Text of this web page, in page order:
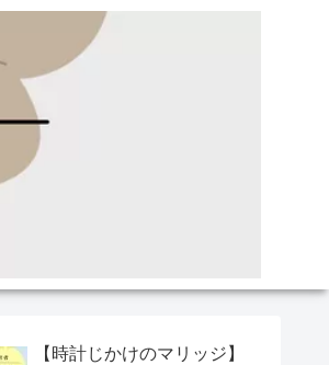
【時計じかけのマリッジ】